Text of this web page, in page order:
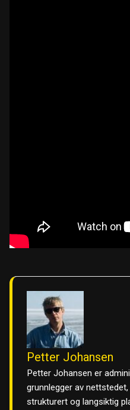
Petter Johansen
Petter Johansen er
grunnlegger av
strukturert og langsiktig